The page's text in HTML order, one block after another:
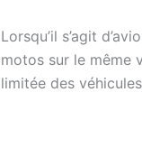
Lorsqu’il s’agit
motos sur le même
limitée des